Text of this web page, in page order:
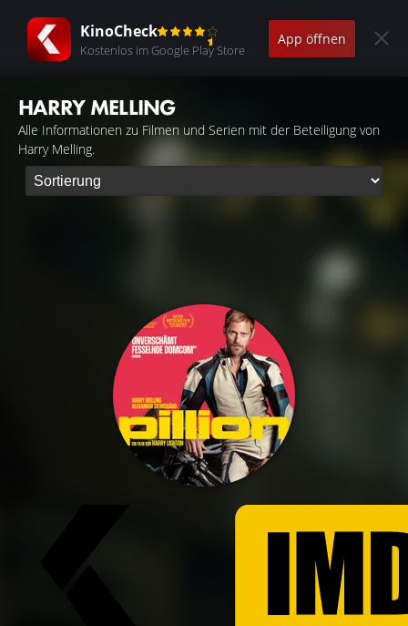
KinoCheck
Kostenlos im Google Play Store
App öffnen
HARRY MELLING
Alle Informationen zu Filmen und Serien mit der Beteiligung von
Harry Melling.